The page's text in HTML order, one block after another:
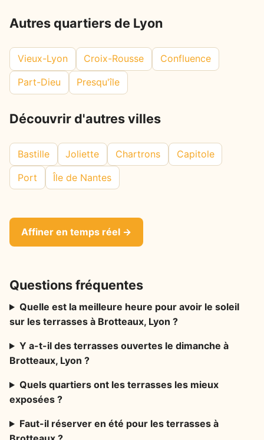
Autres quartiers de Lyon
Vieux-Lyon Croix-Rousse
Confluence
Part-Dieu
Presqu'île
Découvrir d'autres villes
Bastille Joliette Chartrons
Capitole
Port
Île de Nantes
Affiner en temps réel →
Questions fréquentes
Quelle est la meilleure heure pour avoir le soleil
sur les terrasses à Brotteaux, Lyon ?
Y a-t-il des terrasses ouvertes le dimanche à
Brotteaux, Lyon ?
Quels quartiers ont les terrasses les mieux
exposées ?
Faut-il réserver en été pour les terrasses à